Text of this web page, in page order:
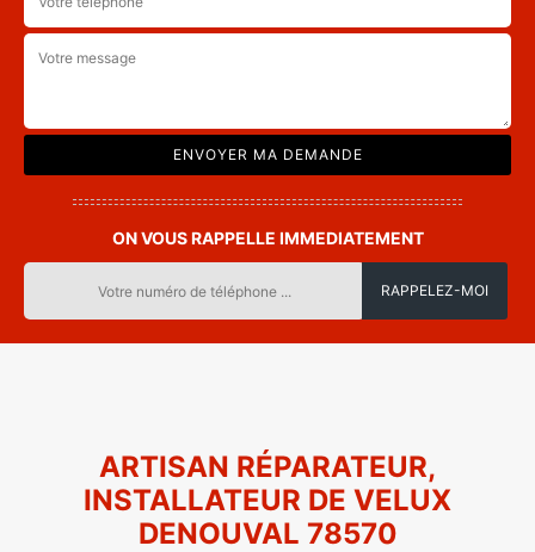
ON VOUS RAPPELLE IMMEDIATEMENT
ARTISAN RÉPARATEUR,
INSTALLATEUR DE VELUX
DENOUVAL 78570